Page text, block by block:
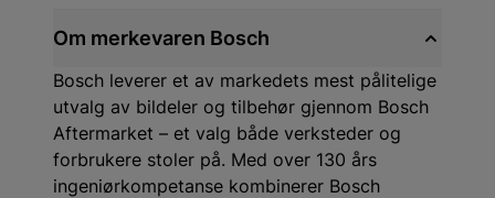
Om merkevaren Bosch
Bosch leverer et av markedets mest pålitelige
utvalg av bildeler og tilbehør gjennom Bosch
Aftermarket – et valg både verksteder og
forbrukere stoler på. Med over 130 års
ingeniørkompetanse kombinerer Bosch